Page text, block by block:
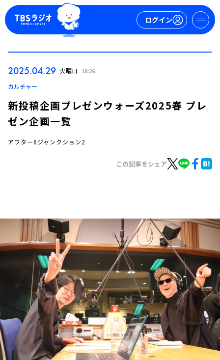
ログイン
お知らせ
イベント・グッズ
YouTube
会社情報
2025.04.29 火曜日 18:26
カルチャー
新投稿企画プレゼンウォーズ2025春 プレ
ゼン企画一覧
アフター6ジャンクション2
この記事をシェア